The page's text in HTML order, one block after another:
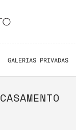
GALERIAS PRIVADAS